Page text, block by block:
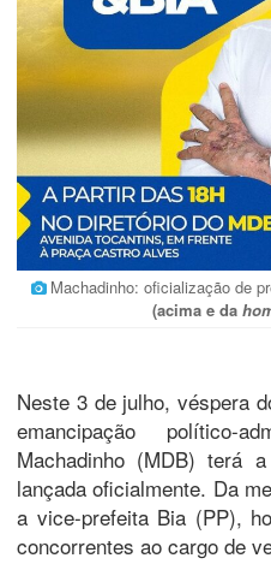
Machadinho: oficialização de
(acima e da
Neste 3 de julho, véspera
emancipação político-
Machadinho (MDB) terá
lançada oficialmente. Da
a vice-prefeita Bia (PP),
concorrentes ao cargo de